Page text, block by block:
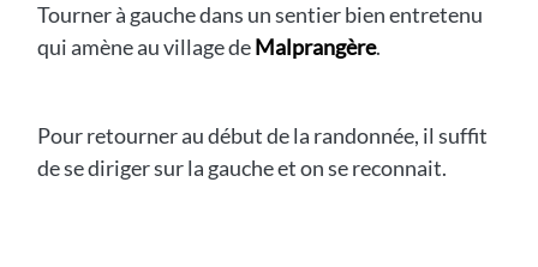
Tourner à gauche dans un sentier bien entretenu
qui amène au village deMalprangère.
Pour retourner au début de la randonnée, il suffit
de se diriger sur la gauche et on se reconnait.